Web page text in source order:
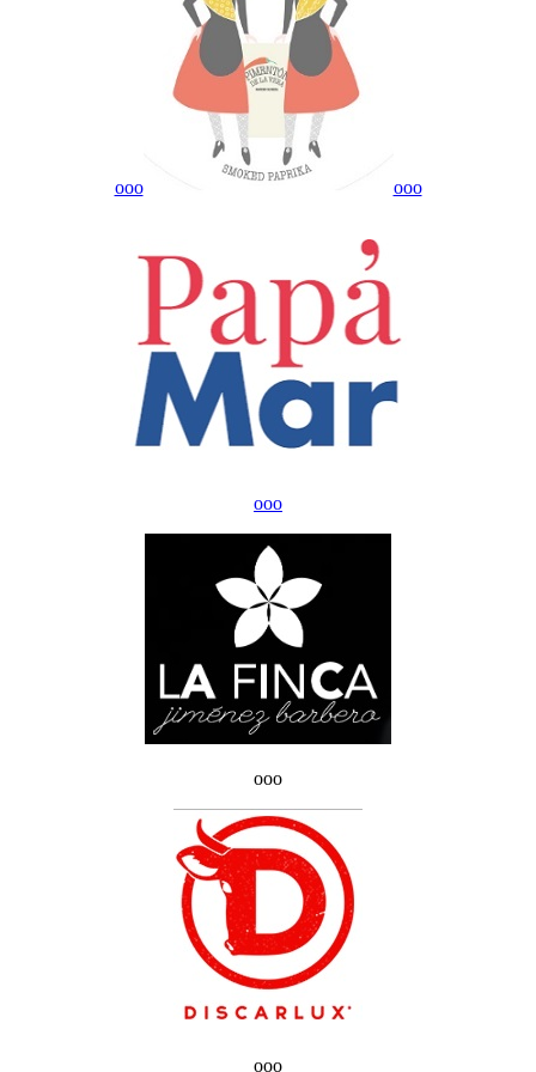
ooo ooo
ooo
ooo
ooo